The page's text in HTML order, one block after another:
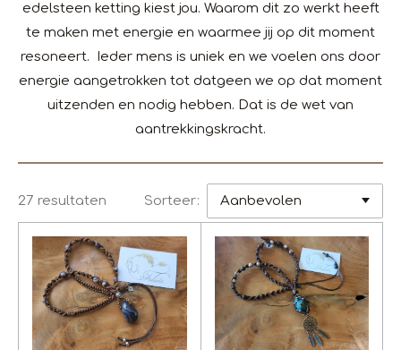
edelsteen ketting kiest jou. Waarom dit zo werkt heeft
te maken met energie en waarmee jij op dit moment
resoneert. Ieder mens is uniek en we voelen ons door
energie aangetrokken tot datgeen we op dat moment
uitzenden en nodig hebben. Dat is de wet van
aantrekkingskracht.
27 resultaten Sorteer: